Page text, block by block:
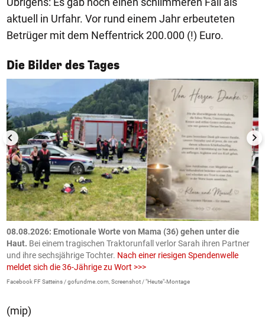
aktuell in Urfahr. Vor rund einem Jahr erbeuteten
Betrüger mit dem Neffentrick 200.000 (!) Euro.
Die Bilder des Tages
1/50
08.08.2026: Emotionale Worte von Mama (36) gehen unter die
Haut. Bei einem tragischen Traktorunfall verlor Sarah ihren Partner
und ihre sechsjährige Tochter. Nach einer riesigen Spendenwelle
meldet sich die 36-Jährige zu Wort >>>
Facebook FF Satteins / gofundme.com, Screenshot / "Heute"-Montage
(mip)